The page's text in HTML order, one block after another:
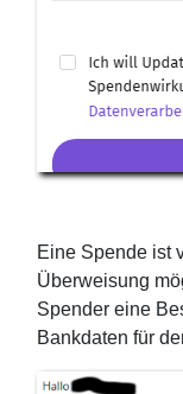
Eine Spende ist
Überweisung
Spender eine
Bankdaten für